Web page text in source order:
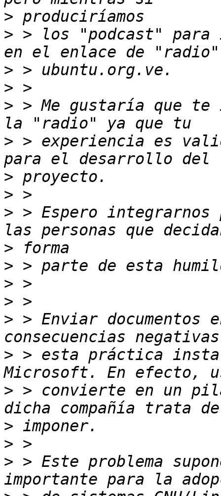
>
> > los "podcast" para
>
>
> > Me gustaría que te
> > experiencia es
>
>
> > Espero
>
>
>
>
> > Enviar documentos
> > esta práctica
> > convierte en un
>
>
> > Este problema